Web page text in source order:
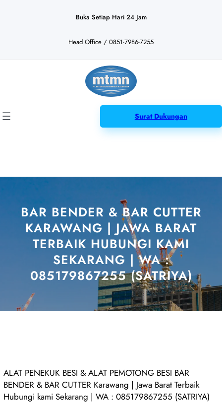
Buka Setiap Hari 24 Jam
Head Office / 0851-7986-7255
Surat Dukungan
BAR BENDER & BAR CUTTER
KARAWANG | JAWA BARAT
TERBAIK HUBUNGI KAMI
SEKARANG | WA :
085179867255 (SATRIYA)
ALAT PENEKUK BESI & ALAT PEMOTONG BESI BAR
BENDER & BAR CUTTER Karawang | Jawa Barat Terbaik
Hubungi kami Sekarang | WA : 085179867255 (SATRIYA)